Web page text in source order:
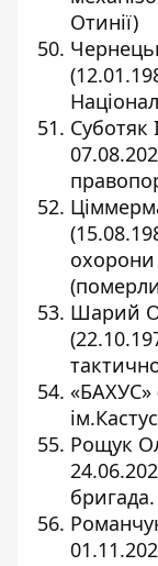
Отинії)
Суботяк
охорони
Шарий
«БАХУС»
Рощук
бригада.